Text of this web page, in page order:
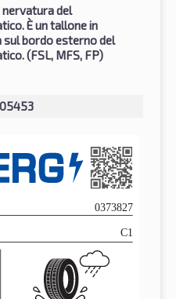
nervatura del
È un tallone in
sul bordo esterno del
(FSL, MFS, FP)